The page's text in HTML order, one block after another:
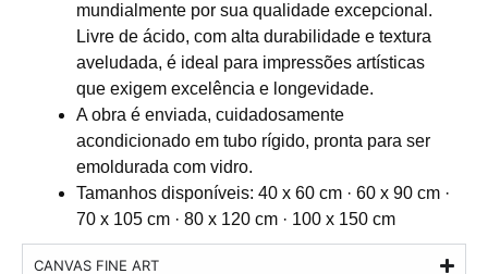
mundialmente por sua qualidade excepcional.
Livre de ácido, com alta durabilidade e textura
aveludada, é ideal para impressões artísticas
que exigem excelência e longevidade.
A obra é enviada, cuidadosamente
acondicionado em tubo rígido, pronta para ser
emoldurada com vidro.
Tamanhos disponíveis: 40 x 60 cm · 60 x 90 cm ·
70 x 105 cm · 80 x 120 cm · 100 x 150 cm
CANVAS FINE ART